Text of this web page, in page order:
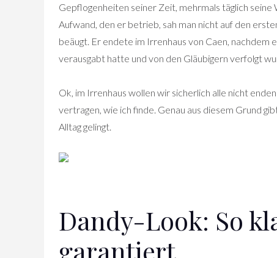
Gepflogenheiten seiner Zeit, mehrmals täglich
Aufwand, den er betrieb, sah man nicht auf den
beäugt. Er endete im Irrenhaus von Caen,
verausgabt hatte und von den Gläubigern verfolgt
Ok, im Irrenhaus wollen wir sicherlich alle nicht
vertragen, wie ich finde. Genau aus diesem Grund
Alltag gelingt.
Dandy-Look: So
garantiert